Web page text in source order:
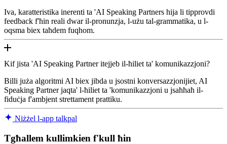
Iva, karatteristika inerenti ta 'AI Speaking Partners hija li tipprovdi
feedback f'ħin reali dwar il-pronunzja, l-użu tal-grammatika, u l-
oqsma biex taħdem fuqhom.
Kif jista 'AI Speaking Partner itejjeb il-ħiliet ta' komunikazzjoni?
Billi juża algoritmi AI biex jibda u jsostni konversazzjonijiet, AI
Speaking Partner jaqta' l-ħiliet ta 'komunikazzjoni u jsaħħaħ il-
fiduċja f'ambjent strettament prattiku.
Niżżel l-app talkpal
Tgħallem kullimkien f'kull ħin